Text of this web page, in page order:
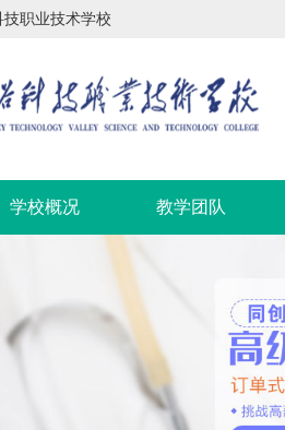
职业技术学校
学校概况 教学团队